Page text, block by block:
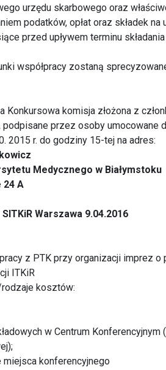
urzędu skarbowego oraz
podatków, opłat oraz składek
przed upływem terminu
współpracy zostaną
Konkursowa komisja złożona z
przez osoby umocowane
2015 r. do godziny 15-tej na adres:
Medycznego w Białymstoku
24 A
Warszawa 9.04.2016
z PTK przy organizacji imprez
ITKiR
kosztów:
w Centrum
konferencyjnego